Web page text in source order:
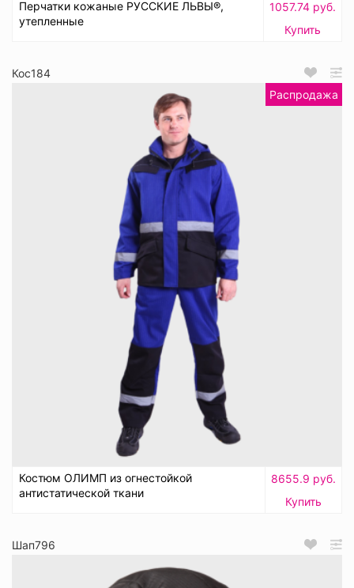
Перчатки кожаные РУССКИЕ ЛЬВЫ®,
утепленные
1057.74 руб.
Купить
Кос184
Распродажа
Костюм ОЛИМП из огнестойкой
антистатической ткани
8655.9 руб.
Купить
Шап796